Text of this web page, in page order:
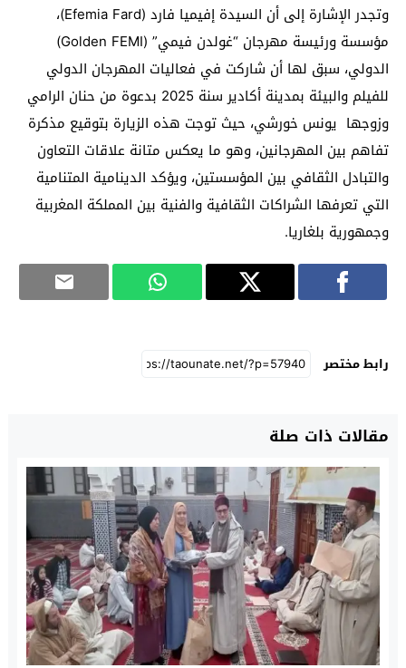
وتجدر الإشارة إلى أن السيدة إفيميا فارد (Efemia Fard)،
مؤسسة ورئيسة مهرجان “غولدن فيمي” (Golden FEMI)
الدولي، سبق لها أن شاركت في فعاليات المهرجان الدولي
للفيلم والبيئة بمدينة أكادير سنة 2025 بدعوة من حنان الرامي
وزوجها يونس خورشي، حيث توجت هذه الزيارة بتوقيع مذكرة
تفاهم بين المهرجانين، وهو ما يعكس متانة علاقات التعاون
والتبادل الثقافي بين المؤسستين، ويؤكد الدينامية المتنامية
التي تعرفها الشراكات الثقافية والفنية بين المملكة المغربية
وجمهورية بلغاريا.
رابط مختصر
مقالات ذات صلة